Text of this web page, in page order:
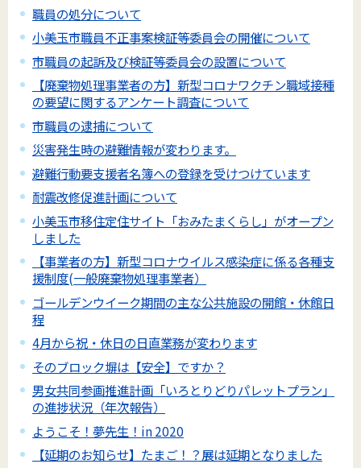
職員の処分について
小美玉市職員不正事案検証等委員会の開催について
市職員の起訴及び検証等委員会の設置について
【廃棄物処理事業者の方】新型コロナワクチン職域接種
の要望に関するアンケート調査について
市職員の逮捕について
災害発生時の避難情報が変わります。
避難行動要支援者名簿への登録を受けつけています
耐震改修促進計画について
小美玉市移住定住サイト「おみたまくらし」がオープン
しました
【事業者の方】新型コロナウイルス感染症に係る各種支
援制度(一般廃棄物処理事業者）
ゴールデンウイーク期間の主な公共施設の開館・休館日
程
4月から祝・休日の日直業務が変わります
そのブロック塀は【安全】ですか？
男女共同参画推進計画「いろとりどりパレットプラン」
の進捗状況（年次報告）
ようこそ！夢先生！in 2020
【延期のお知らせ】たまご！？展は延期となりました